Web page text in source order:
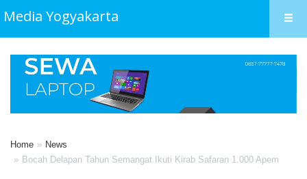
Media Yogyakarta
Home
News
Bocah Delapan Tahun Semangat Ikuti Kirab Safaran 1.000 Apem